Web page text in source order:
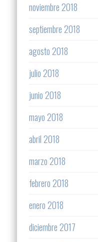
noviembre 2018
septiembre 2018
agosto 2018
julio 2018
junio 2018
mayo 2018
abril 2018
marzo 2018
febrero 2018
enero 2018
diciembre 2017